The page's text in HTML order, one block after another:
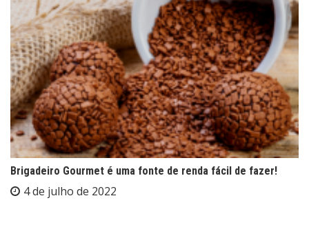
Brigadeiro Gourmet é uma fonte de renda fácil de fazer!
4 de julho de 2022